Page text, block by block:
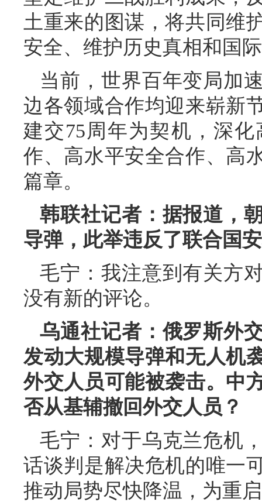
土重来的图谋，将共同维
安全、维护历史真相和国
当前，世界百年变局加
边各领域合作均迎来崭新
建交75周年为契机，深
作、高水平安全合作、高
篇章。
韩联社记者：据报道，
导弹，此举违反了联合国
毛宁：我注意到有关方
没有新的评论。
乌通社记者：俄罗斯外
发动大规模导弹和无人机
外交人员可能被袭击。中
否从基辅撤回外交人员？
毛宁：对于乌克兰危机
话谈判是解决危机的唯一
推动局势尽快降温，为重